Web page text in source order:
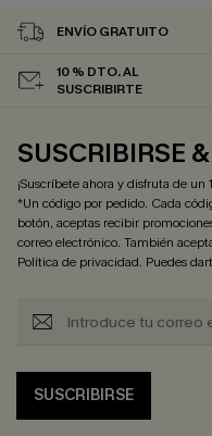
ENVÍO GRATUITO
10 % DTO. AL
SUSCRIBIRTE
SUSCRIBIRSE
¡Suscríbete ahora y disfruta de
*Un código por pedido. Cada
botón, aceptas recibir
correo electrónico. También
Política de privacidad. Puedes
SUSCRIBIRSE